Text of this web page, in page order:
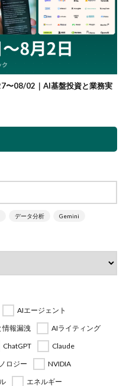
〜08/02｜AI基盤投資と業務実
データ分析 Gemini
AIエージェント
情報漏洩
AIライティング
ChatGPT
Claude
ロジー
NVIDIA
エネルギー